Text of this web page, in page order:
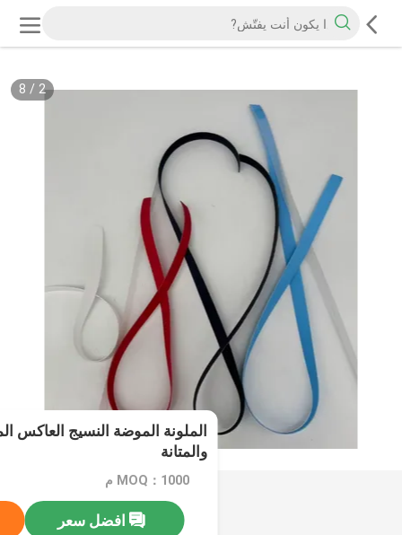
2
/
8
الملونة الموضة النسيج العاكس
والمتانة
MOQ：1000 م
افضل سعر